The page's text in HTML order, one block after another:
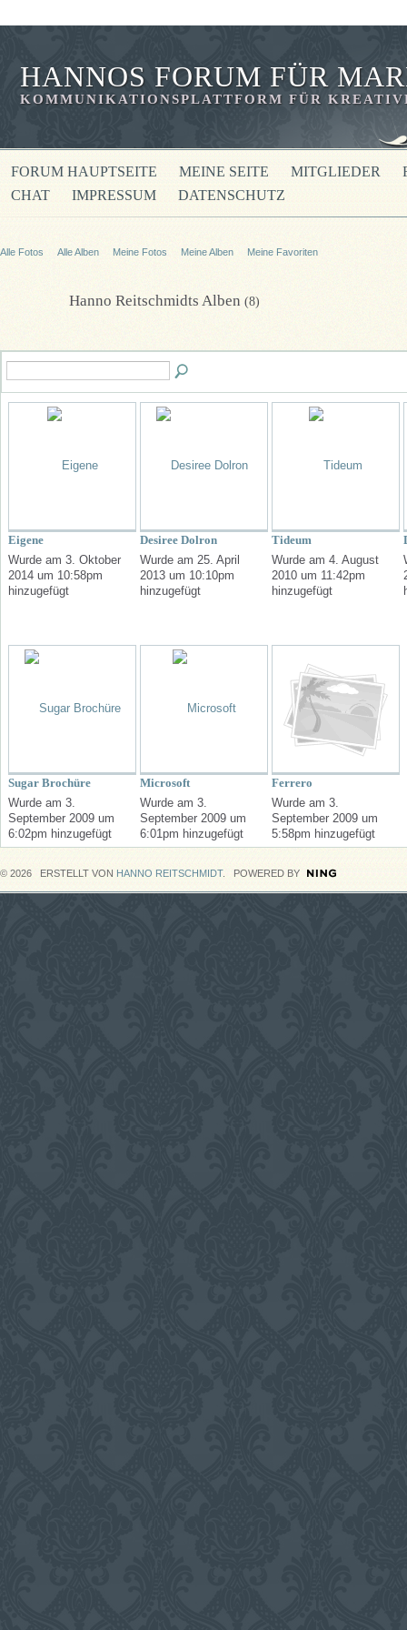
HANNOS FORUM FÜR
KOMMUNIKATIONSPLATTFORM FÜR
FORUM HAUPTSEITE MEINE SEITE MITGLIEDER
CHAT
IMPRESSUM DATENSCHUTZ
Alle Fotos Alle Alben Meine Fotos Meine Alben‎ Meine Favoriten
Hanno Reitschmidts Alben (8)
Eigene
Wurde am 3. Oktober
2014 um 10:58pm
hinzugefügt
Desiree Dolron
Wurde am 25. April
2013 um 10:10pm
hinzugefügt
Tideum
Wurde am 4. August
2010 um 11:42pm
hinzugefügt
Sugar Brochüre
Wurde am 3.
September 2009 um
6:02pm hinzugefügt
Microsoft
Wurde am 3.
September 2009 um
6:01pm hinzugefügt
Ferrero
Wurde am 3.
September 2009 um
5:58pm hinzugefügt
© 2026 ERSTELLT VON HANNO REITSCHMIDT. POWERED BY